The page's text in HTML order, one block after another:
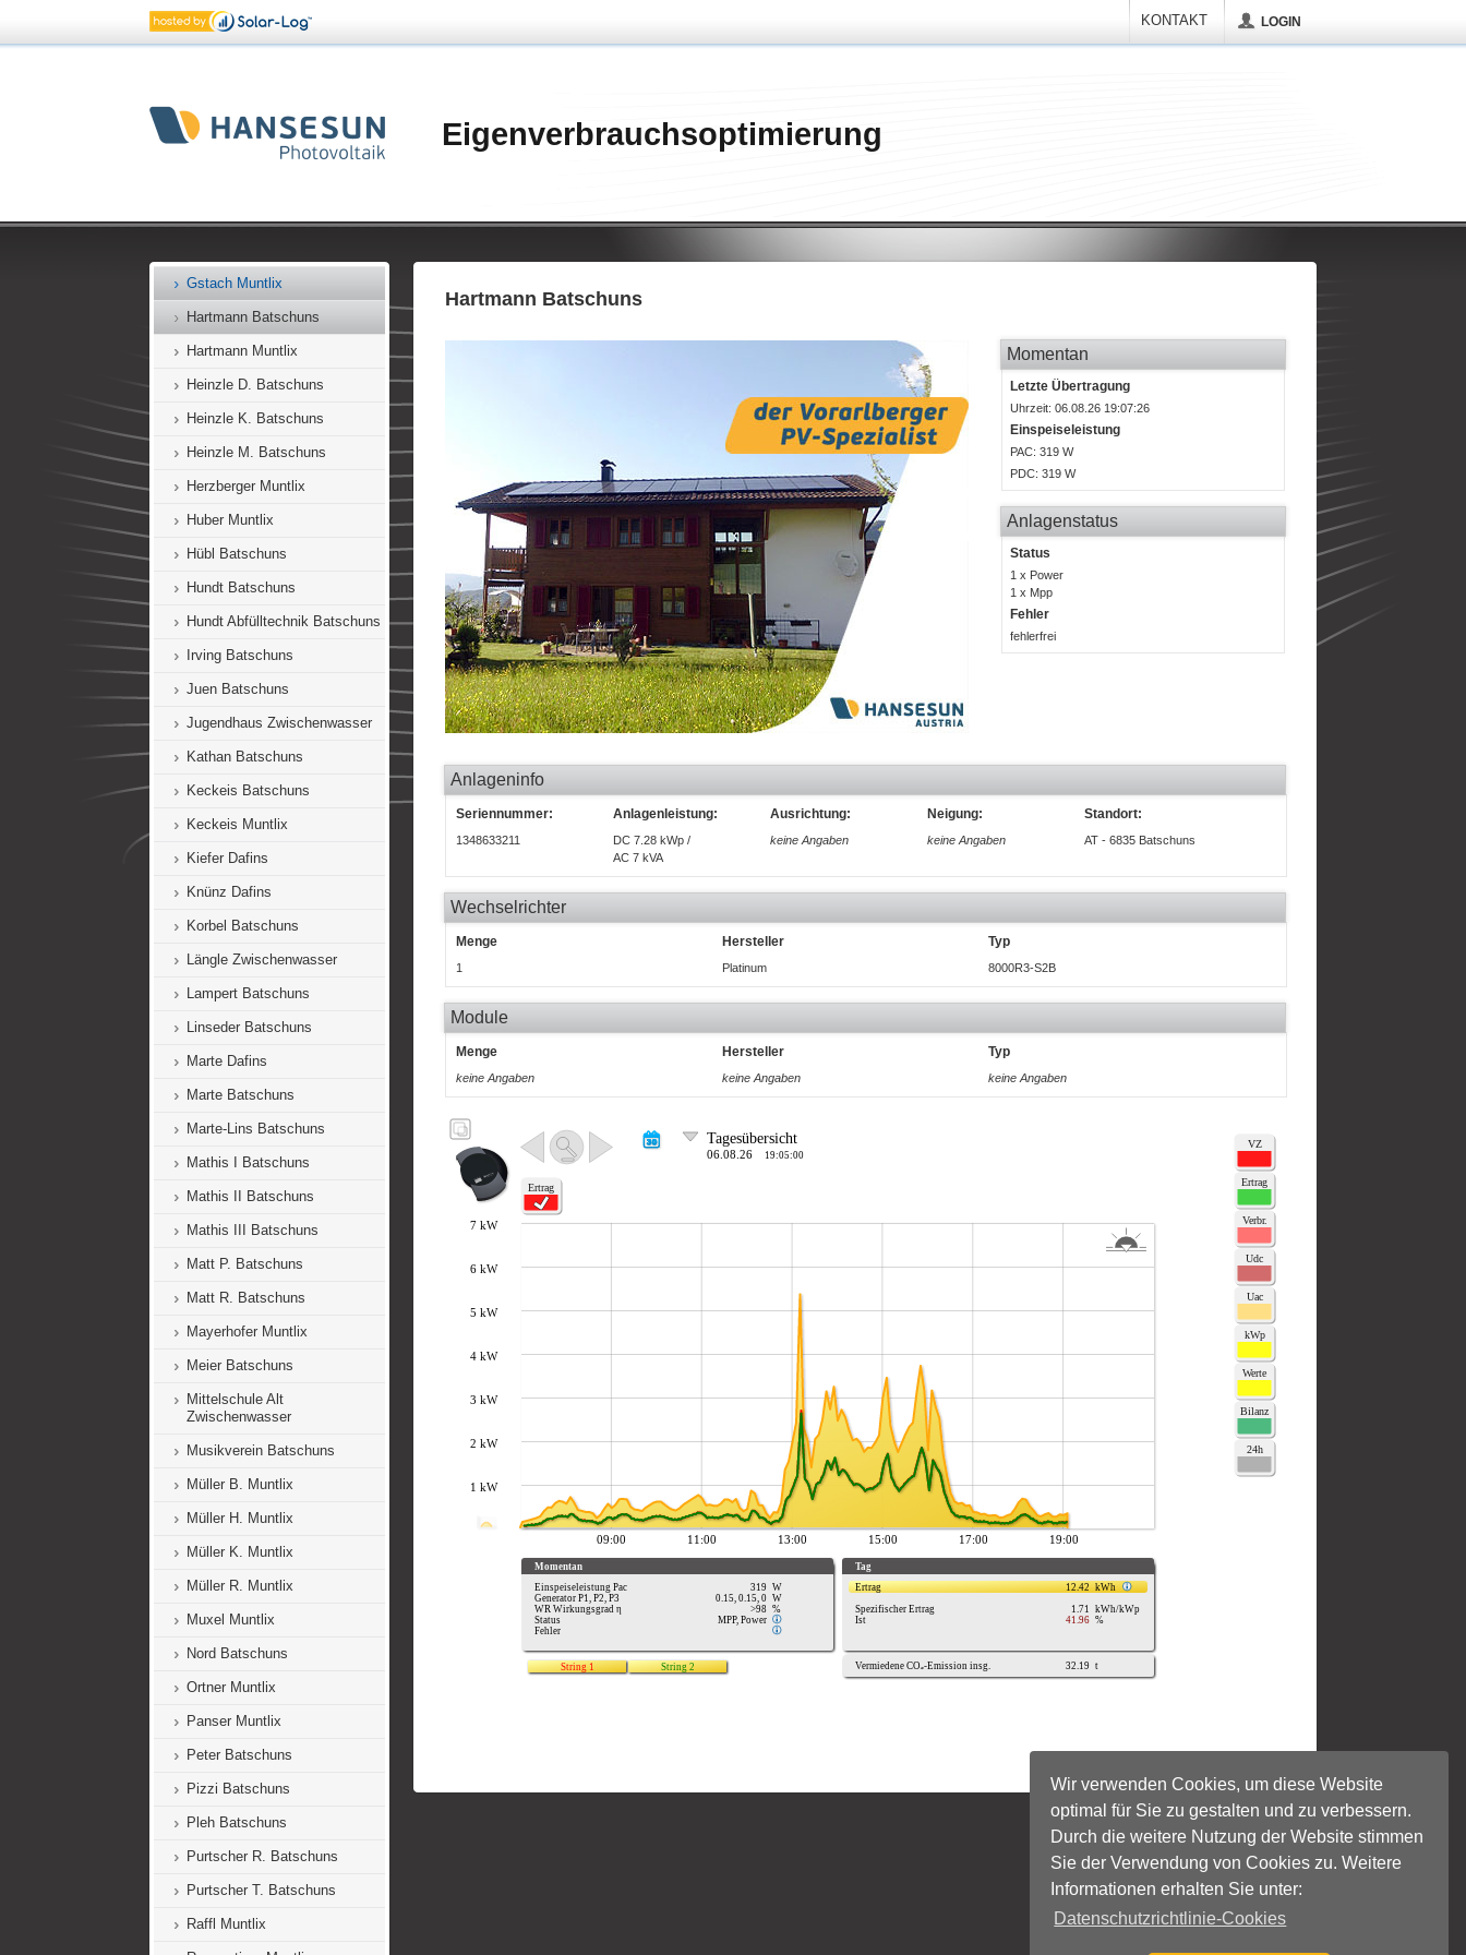
Wir verwenden Cookies, um diese Website
optimal für Sie zu gestalten und zu verbessern.
Durch die weitere Nutzung der Website stimmen
Sie der Verwendung von Cookies zu. Weitere
Informationen erhalten Sie unter:
Datenschutzrichtlinie-Cookies
KONTAKT LOGIN
Eigenverbrauchsoptimierung
Elsensohn Batschuns
Ertl Muntlix
Frödischsaal Zwischenwasser
Furxer B. Batschuns
Gstach Muntlix
Hartmann Batschuns
Hartmann Muntlix
Heinzle D. Batschuns
Heinzle K. Batschuns
Heinzle M. Batschuns
Herzberger Muntlix
Huber Muntlix
Hübl Batschuns
Hundt Batschuns
Hundt Abfülltechnik Batschuns
Irving Batschuns
Juen Batschuns
Jugendhaus Zwischenwasser
Kathan Batschuns
Keckeis Batschuns
Keckeis Muntlix
Kiefer Dafins
Knünz Dafins
Korbel Batschuns
Längle Zwischenwasser
Lampert Batschuns
Linseder Batschuns
Marte Dafins
Marte Batschuns
Marte-Lins Batschuns
Mathis I Batschuns
Mathis II Batschuns
Mathis III Batschuns
Matt P. Batschuns
Matt R. Batschuns
Mayerhofer Muntlix
Meier Batschuns
Mittelschule Alt
Zwischenwasser
Musikverein Batschuns
Müller B. Muntlix
Müller H. Muntlix
Müller K. Muntlix
Müller R. Muntlix
Muxel Muntlix
Nord Batschuns
Ortner Muntlix
Panser Muntlix
Peter Batschuns
Pizzi Batschuns
Pleh Batschuns
Purtscher R. Batschuns
Purtscher T. Batschuns
Raffl Muntlix
Hartmann Batschuns
Momentan
Letzte Übertragung
Uhrzeit: 06.08.26 19:07:26
Einspeiseleistung
PAC: 319 W
PDC: 319 W
Anlagenstatus
Status
1 x Power
1 x Mpp
Fehler
fehlerfrei
Anlageninfo
Seriennummer: Anlagenleistung: Ausrichtung: Neigung: Standort:
1348633211
DC 7.28 kWp /
AC 7 kVA
keine Angaben keine Angaben AT - 6835 Batschuns
Wechselrichter
Menge Hersteller Typ
1 Platinum 8000R3-S2B
Module
Menge Hersteller Typ
keine Angaben keine Angaben keine Angaben